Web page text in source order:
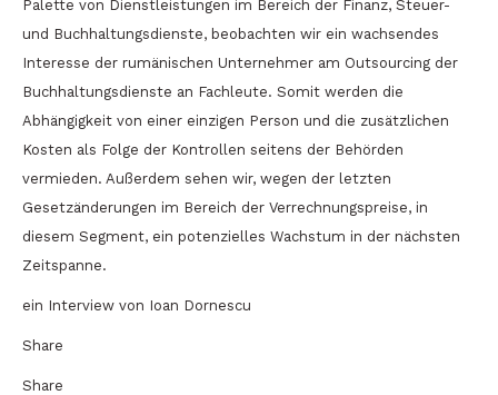
Palette von Dienstleistungen im Bereich der Finanz, Steuer-
und Buchhaltungsdienste, beobachten wir ein wachsendes
Interesse der rumänischen Unternehmer am Outsourcing der
Buchhaltungsdienste an Fachleute. Somit werden die
Abhängigkeit von einer einzigen Person und die zusätzlichen
Kosten als Folge der Kontrollen seitens der Behörden
vermieden. Außerdem sehen wir, wegen der letzten
Gesetzänderungen im Bereich der Verrechnungspreise, in
diesem Segment, ein potenzielles Wachstum in der nächsten
Zeitspanne.
ein Interview von Ioan Dornescu
Share
Share